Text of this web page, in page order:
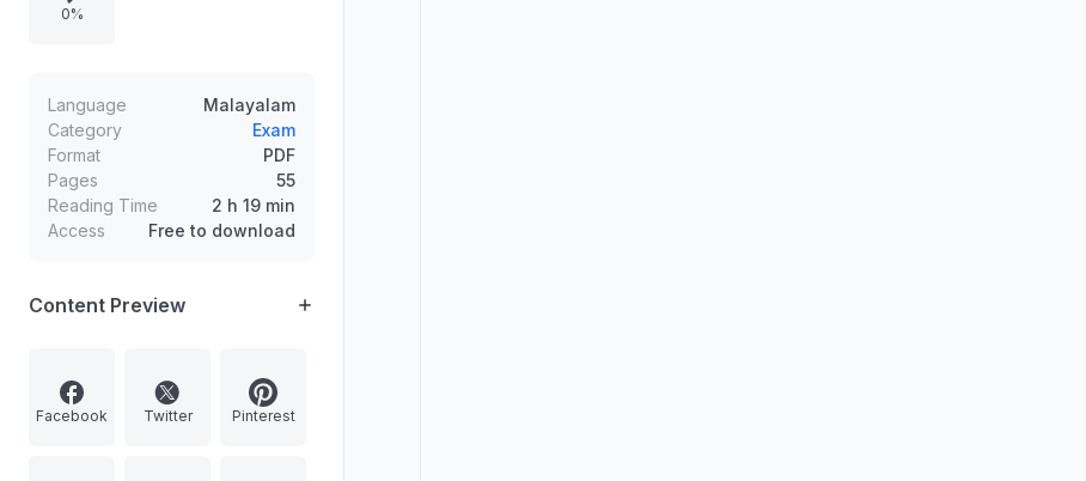
ഉൾപ്പെടെയുള്ള വിഷയങ്ങളിൽ
0%
Language
Malayalam
Category
Exam
Format
PDF
Pages
55
Reading Time
2 h 19 min
Access
Free to download
Content Preview
Facebook Twitter Pinterest